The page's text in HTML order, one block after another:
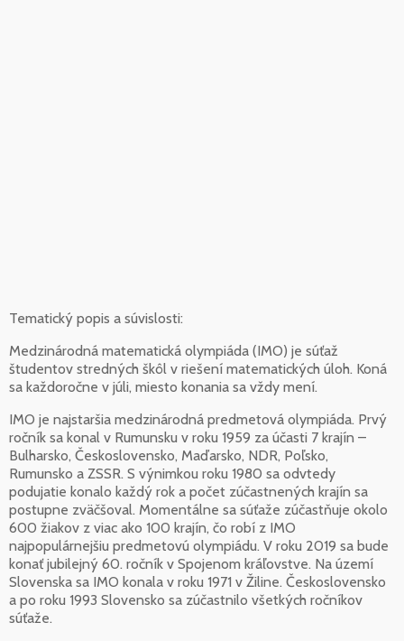
Tematický popis a súvislosti:
Medzinárodná matematická olympiáda (IMO) je súťaž
študentov stredných škôl v riešení matematických úloh. Koná
sa každoročne v júli, miesto konania sa vždy mení.
IMO je najstaršia medzinárodná predmetová olympiáda. Prvý
ročník sa konal v Rumunsku v roku 1959 za účasti 7 krajín –
Bulharsko, Československo, Maďarsko, NDR, Poľsko,
Rumunsko a ZSSR. S výnimkou roku 1980 sa odvtedy
podujatie konalo každý rok a počet zúčastnených krajín sa
postupne zväčšoval. Momentálne sa súťaže zúčastňuje okolo
600 žiakov z viac ako 100 krajín, čo robí z IMO
najpopulárnejšiu predmetovú olympiádu. V roku 2019 sa bude
konať jubilejný 60. ročník v Spojenom kráľovstve. Na území
Slovenska sa IMO konala v roku 1971 v Žiline. Československo
a po roku 1993 Slovensko sa zúčastnilo všetkých ročníkov
súťaže.